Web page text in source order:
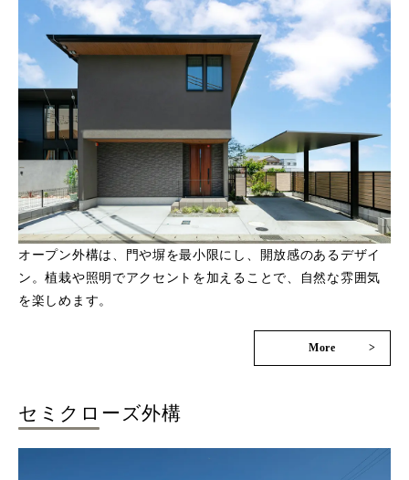
オープン外構は、門や塀を最小限にし、開放感のあるデザイ
ン。植栽や照明でアクセントを加えることで、自然な雰囲気
を楽しめます。
More >
セミクローズ外構